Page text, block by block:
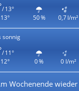
/ 13°
50 % 0,7 l/m²
sonnig
/ 11°
0 % 0 l/m²
Wochenende